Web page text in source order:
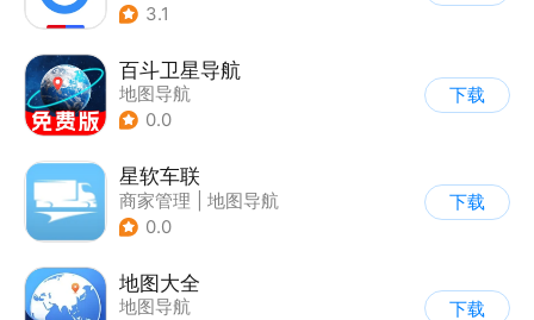
3.1
百斗卫星导航
地图导航
0.0
下载
星软车联
商家管理
地图导航
0.0
下载
地图大全
地图导航
下载